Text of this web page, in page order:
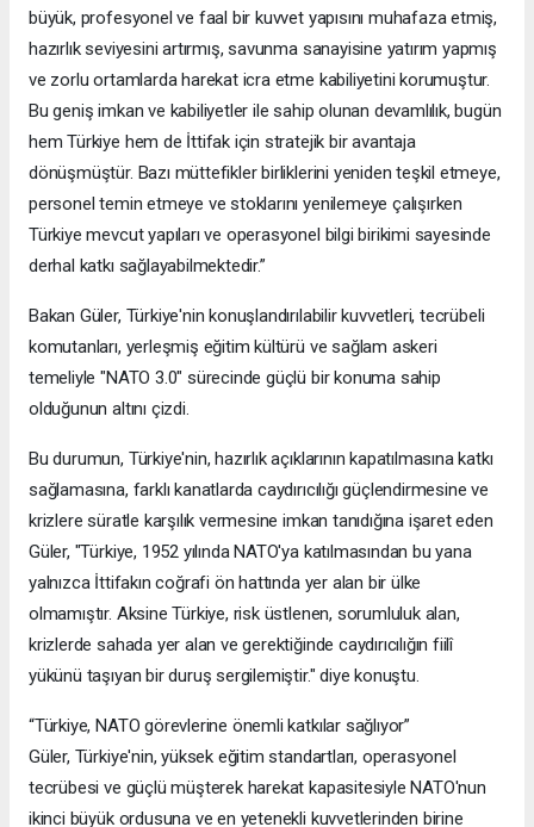
büyük, profesyonel ve faal bir kuvvet yapısını muhafaza etmiş,
hazırlık seviyesini artırmış, savunma sanayisine yatırım yapmış
ve zorlu ortamlarda harekat icra etme kabiliyetini korumuştur.
Bu geniş imkan ve kabiliyetler ile sahip olunan devamlılık, bugün
hem Türkiye hem de İttifak için stratejik bir avantaja
dönüşmüştür. Bazı müttefikler birliklerini yeniden teşkil etmeye,
personel temin etmeye ve stoklarını yenilemeye çalışırken
Türkiye mevcut yapıları ve operasyonel bilgi birikimi sayesinde
derhal katkı sağlayabilmektedir.”
Bakan Güler, Türkiye'nin konuşlandırılabilir kuvvetleri, tecrübeli
komutanları, yerleşmiş eğitim kültürü ve sağlam askeri
temeliyle "NATO 3.0" sürecinde güçlü bir konuma sahip
olduğunun altını çizdi.
Bu durumun, Türkiye'nin, hazırlık açıklarının kapatılmasına katkı
sağlamasına, farklı kanatlarda caydırıcılığı güçlendirmesine ve
krizlere süratle karşılık vermesine imkan tanıdığına işaret eden
Güler, "Türkiye, 1952 yılında NATO'ya katılmasından bu yana
yalnızca İttifakın coğrafi ön hattında yer alan bir ülke
olmamıştır. Aksine Türkiye, risk üstlenen, sorumluluk alan,
krizlerde sahada yer alan ve gerektiğinde caydırıcılığın fiilî
yükünü taşıyan bir duruş sergilemiştir." diye konuştu.
“Türkiye, NATO görevlerine önemli katkılar sağlıyor”
Güler, Türkiye'nin, yüksek eğitim standartları, operasyonel
tecrübesi ve güçlü müşterek harekat kapasitesiyle NATO'nun
ikinci büyük ordusuna ve en yetenekli kuvvetlerinden birine